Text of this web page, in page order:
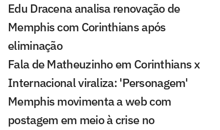
Edu Dracena analisa renovação de
Memphis com Corinthians após
eliminação
Fala de Matheuzinho em Corinthians x
Internacional viraliza: 'Personagem'
Memphis movimenta a web com
postagem em meio à crise no